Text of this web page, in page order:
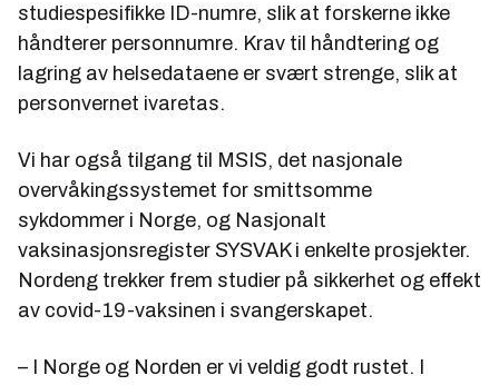
studiespesifikke ID-numre, slik at forskerne ikke
håndterer personnumre. Krav til håndtering og
lagring av helsedataene er svært strenge, slik at
personvernet ivaretas.
Vi har også tilgang til MSIS, det nasjonale
overvåkingssystemet for smittsomme
sykdommer i Norge, og Nasjonalt
vaksinasjonsregister SYSVAK i enkelte prosjekter.
Nordeng trekker frem studier på sikkerhet og effekt
av covid-19-vaksinen i svangerskapet.
– I Norge og Norden er vi veldig godt rustet. I